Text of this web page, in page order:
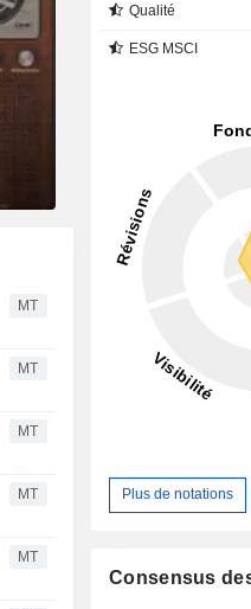
MT
MT
MT
MT
MT
Qualité
ESG MSCI
Plus de notations
Consensus